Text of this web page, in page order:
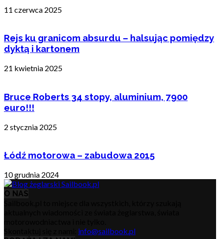
11 czerwca 2025
Rejs ku granicom absurdu – halsując pomiędzy
dyktą i kartonem
21 kwietnia 2025
Bruce Roberts 34 stopy, aluminium, 7900
euro!!!
2 stycznia 2025
Łódź motorowa – zabudowa 2015
10 grudnia 2024
O NAS
info@sailbook.pl